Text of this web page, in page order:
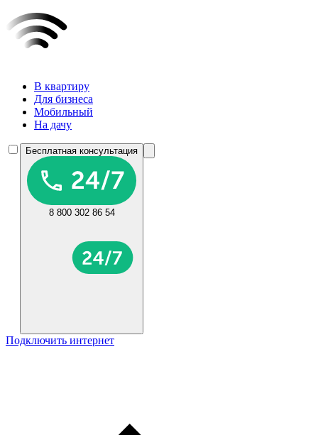
В квартиру
Для бизнеса
Мобильный
На дачу
Бесплатная консультация
8 800 302 86 54
Подключить интернет